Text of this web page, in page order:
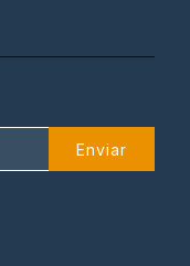
Enviar